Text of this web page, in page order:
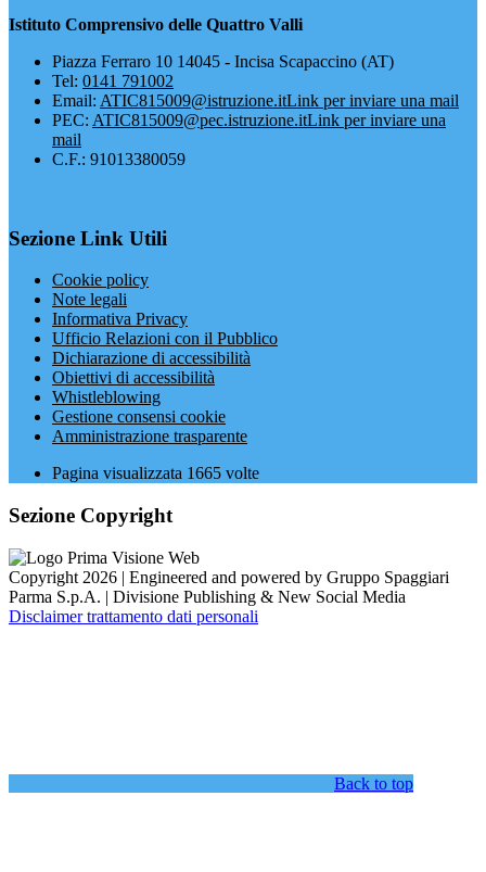
Istituto Comprensivo delle Quattro Valli
Piazza Ferraro 10 14045 - Incisa Scapaccino (AT)
Tel: 0141 791002
Email: ATIC815009@istruzione.itLink per inviare una mail
PEC: ATIC815009@pec.istruzione.itLink per inviare una
mail
C.F.: 91013380059
Sezione Link Utili
Cookie policy
Note legali
Informativa Privacy
Ufficio Relazioni con il Pubblico
Dichiarazione di accessibilità
Obiettivi di accessibilità
Whistleblowing
Gestione consensi cookie
Amministrazione trasparente
Pagina visualizzata 1665 volte
Sezione Copyright
Copyright 2026 | Engineered and powered by Gruppo Spaggiari
Parma S.p.A. | Divisione Publishing & New Social Media
Disclaimer trattamento dati personali
Back to top